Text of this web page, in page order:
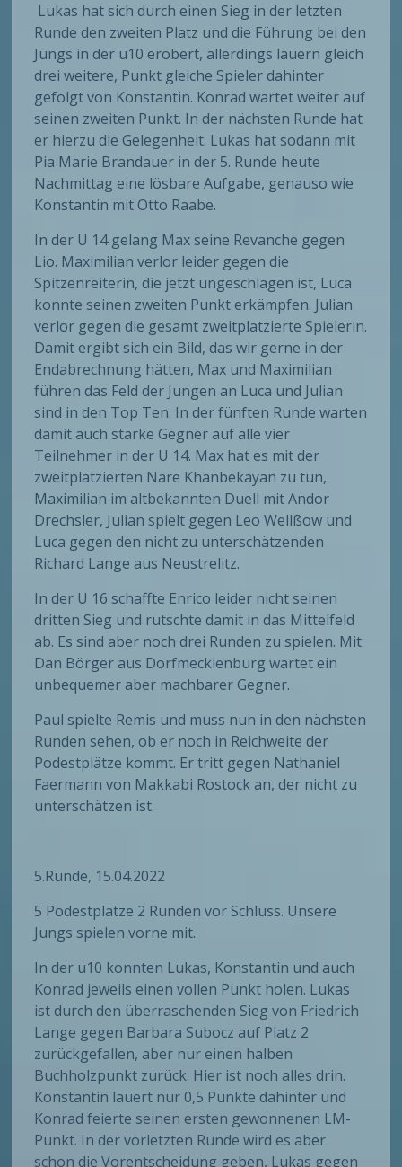
Lukas hat sich durch einen Sieg in der letzten
Runde den zweiten Platz und die Führung bei den
Jungs in der u10 erobert, allerdings lauern gleich
drei weitere, Punkt gleiche Spieler dahinter
gefolgt von Konstantin. Konrad wartet weiter auf
seinen zweiten Punkt. In der nächsten Runde hat
er hierzu die Gelegenheit. Lukas hat sodann mit
Pia Marie Brandauer in der 5. Runde heute
Nachmittag eine lösbare Aufgabe, genauso wie
Konstantin mit Otto Raabe.
In der U 14 gelang Max seine Revanche gegen
Lio. Maximilian verlor leider gegen die
Spitzenreiterin, die jetzt ungeschlagen ist, Luca
konnte seinen zweiten Punkt erkämpfen. Julian
verlor gegen die gesamt zweitplatzierte Spielerin.
Damit ergibt sich ein Bild, das wir gerne in der
Endabrechnung hätten, Max und Maximilian
führen das Feld der Jungen an Luca und Julian
sind in den Top Ten. In der fünften Runde warten
damit auch starke Gegner auf alle vier
Teilnehmer in der U 14. Max hat es mit der
zweitplatzierten Nare Khanbekayan zu tun,
Maximilian im altbekannten Duell mit Andor
Drechsler, Julian spielt gegen Leo Wellßow und
Luca gegen den nicht zu unterschätzenden
Richard Lange aus Neustrelitz.
In der U 16 schaffte Enrico leider nicht seinen
dritten Sieg und rutschte damit in das Mittelfeld
ab. Es sind aber noch drei Runden zu spielen. Mit
Dan Börger aus Dorfmecklenburg wartet ein
unbequemer aber machbarer Gegner.
Paul spielte Remis und muss nun in den nächsten
Runden sehen, ob er noch in Reichweite der
Podestplätze kommt. Er tritt gegen Nathaniel
Faermann von Makkabi Rostock an, der nicht zu
unterschätzen ist.
5.Runde, 15.04.2022
5 Podestplätze 2 Runden vor Schluss. Unsere
Jungs spielen vorne mit.
In der u10 konnten Lukas, Konstantin und auch
Konrad jeweils einen vollen Punkt holen. Lukas
ist durch den überraschenden Sieg von Friedrich
Lange gegen Barbara Subocz auf Platz 2
zurückgefallen, aber nur einen halben
Buchholzpunkt zurück. Hier ist noch alles drin.
Konstantin lauert nur 0,5 Punkte dahinter und
Konrad feierte seinen ersten gewonnenen LM-
Punkt. In der vorletzten Runde wird es aber
schon die Vorentscheidung geben, Lukas gegen